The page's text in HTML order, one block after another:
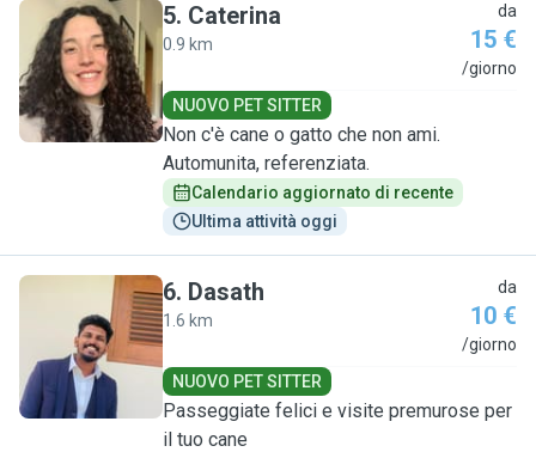
C
5. Caterina
0.9 km
da
15 €
/giorno
NUOVO PET SITTER
Non c'è cane o gatto che non ami.
Automunita, referenziata.
Calendario aggiornato di recente
Ultima attività oggi
D
6. Dasath
1.6 km
da
10 €
/giorno
NUOVO PET SITTER
Passeggiate felici e visite premurose per
il tuo cane